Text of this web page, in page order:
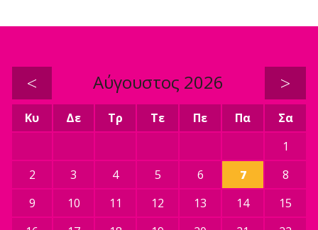
< Αύγουστος 2026 >
Κυ Δε Τρ Τε Πε Πα
Σα
1
2
3 4 5 6 7
8
9
10 11 12 13 14
15